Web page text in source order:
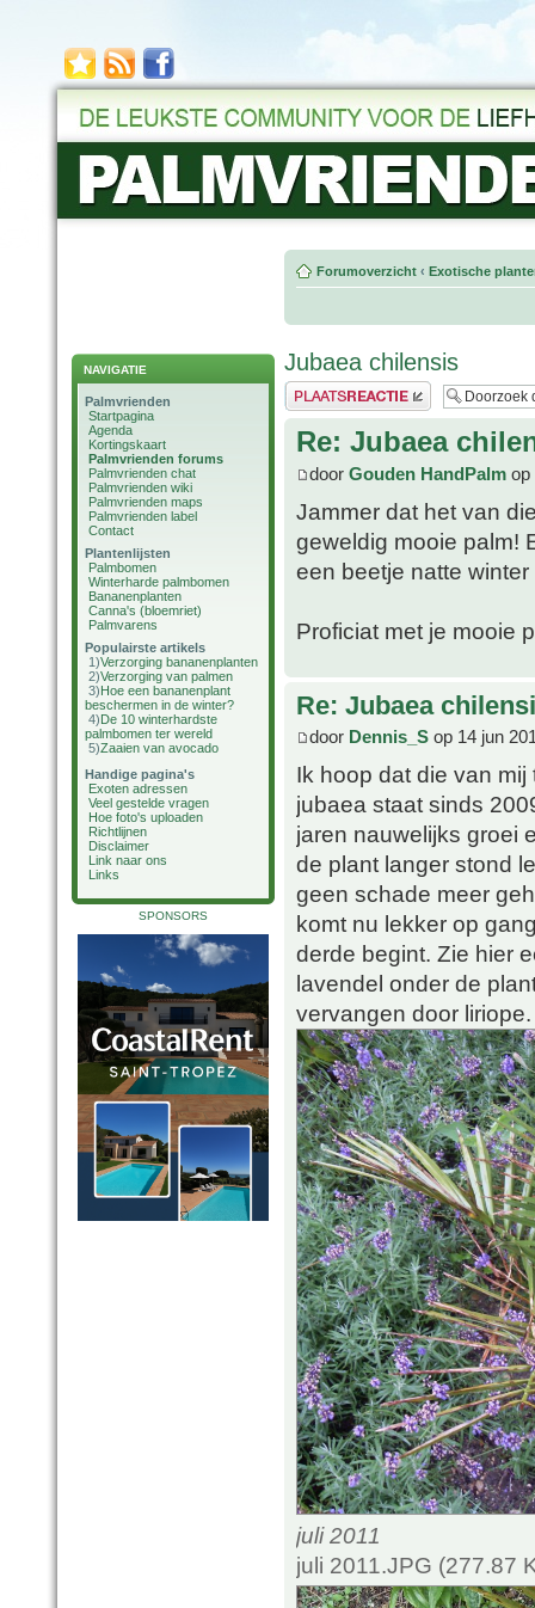
NAVIGATIE
Palmvrienden
Startpagina
Agenda
Kortingskaart
Palmvrienden forums
Palmvrienden chat
Palmvrienden wiki
Palmvrienden maps
Palmvrienden label
Contact
Plantenlijsten
Palmbomen
Winterharde palmbomen
Bananenplanten
Canna's (bloemriet)
Palmvarens
Populairste artikels
1)Verzorging bananenplanten
2)Verzorging van palmen
3)Hoe een bananenplant
beschermen in de winter?
4)De 10 winterhardste
palmbomen ter wereld
5)Zaaien van avocado
Handige pagina's
Exoten adressen
Veel gestelde vragen
Hoe foto's uploaden
Richtlijnen
Disclaimer
Link naar ons
Links
SPONSORS
Forumoverzicht ‹ Exotische
Jubaea chilensis
Plaats een reactie
Re: Jubaea
door Gouden HandPalm op
Jammer dat het van
geweldig mooie palm!
een beetje natte winter
Proficiat met je mooie
Re: Jubaea
door Dennis_S op 14 jun
Ik hoop dat die van
jubaea staat sinds
jaren nauwelijks groei
de plant langer stond
geen schade meer
komt nu lekker op
derde begint. Zie hier
lavendel onder de
vervangen door liriope.
juli 2011
juli 2011.JPG (277.87